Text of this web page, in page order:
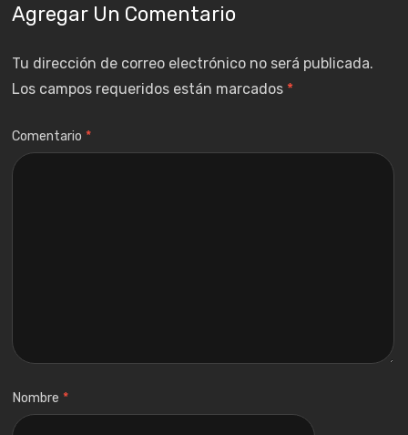
Agregar Un Comentario
Tu dirección de correo electrónico no será publicada.
Los campos requeridos están marcados *
Comentario *
Nombre *